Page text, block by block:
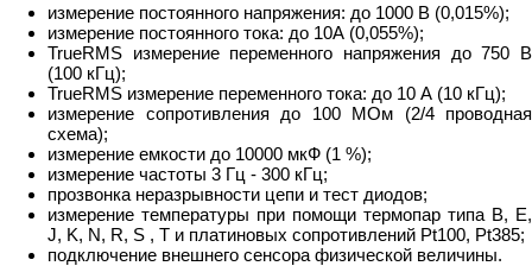
измерение постоянного напряжения: до 1000 В (0,015%);
измерение постоянного тока: до 10А (0,055%);
TrueRMS измерение переменного напряжения до 750 В
(100 кГц);
TrueRMS измерение переменного тока: до 10 А (10 кГц);
измерение сопротивления до 100 МОм (2/4 проводная
схема);
измерение емкости до 10000 мкФ (1 %);
измерение частоты 3 Гц - 300 кГц;
прозвонка неразрывности цепи и тест диодов;
измерение температуры при помощи термопар типа B, E,
J, K, N, R, S , T и платиновых сопротивлений Pt100, Pt385;
подключение внешнего сенсора физической величины.